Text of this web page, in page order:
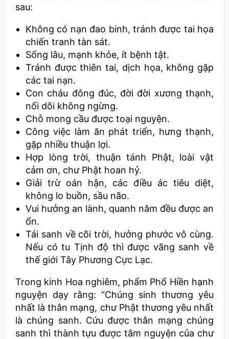
sau:
Không có nạn đao binh, tránh được tai họa
chiến tranh tàn sát.
Sống lâu, mạnh khỏe, ít bệnh tật.
Tránh được thiên tai, dịch họa, không gặp
các tai nạn.
Con cháu đông đúc, đời đời xương thạnh,
nối dõi không ngừng.
Chỗ mong cầu được toại nguyện.
Công việc làm ăn phát triển, hưng thạnh,
gặp nhiều thuận lợi.
Hợp lòng trời, thuận tánh Phật, loài vật
cảm ơn, chư Phật hoan hỷ.
Giải trừ oán hận, các điều ác tiêu diệt,
không lo buồn, sầu não.
Vui hưởng an lành, quanh năm đều được an
ổn.
Tái sanh về cõi trời, hưởng phước vô cùng.
Nếu có tu Tịnh độ thì được vãng sanh về
thế giới Tây Phương Cực Lạc.
Trong kinh Hoa nghiêm, phẩm Phổ Hiền hạnh
nguyện dạy rằng: “Chúng sinh thương yêu
nhất là thân mạng, chư Phật thương yêu nhất
là chúng sanh. Cứu được thân mạng chúng
sanh thì thành tựu được tâm nguyện của chư